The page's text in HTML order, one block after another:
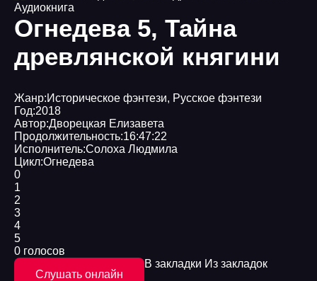
Аудиокнига
Огнедева 5, Тайна
древлянской княгини
Жанр:Историческое фэнтези, Русское фэнтези
Год:2018
Автор:Дворецкая Елизавета
Продолжительность:16:47:22
Исполнитель:Солоха Людмила
Цикл:Огнедева
0
1
2
3
4
5
0 голосов
Слушать онлайн
В закладки Из закладок